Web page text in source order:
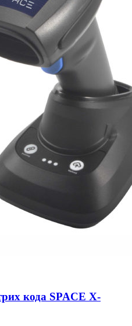
кода SPACE X-